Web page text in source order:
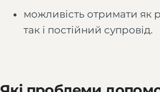
можливість отримати як
так і постійний супровід.